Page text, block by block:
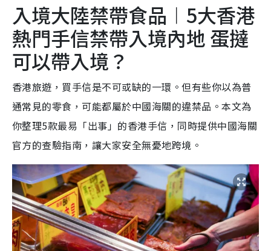
入境大陸禁帶食品︱5大香港
熱門手信禁帶入境內地 蛋撻
可以帶入境？
香港旅遊，買手信是不可或缺的一環。但有些你以為普
通常見的零食，可能都屬於中國海關的違禁品。本文為
你整理5款最易「出事」的香港手信，同時提供中國海關
官方的查驗指南，讓大家安全無憂地跨境。